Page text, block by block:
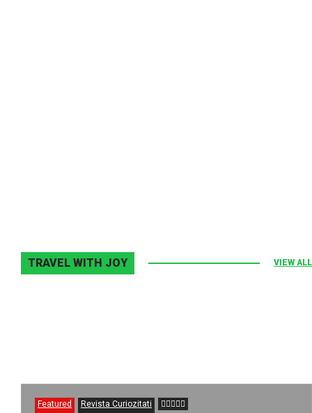
TRAVEL WITH JOY VIEW ALL
Featured Revista Curiozitati